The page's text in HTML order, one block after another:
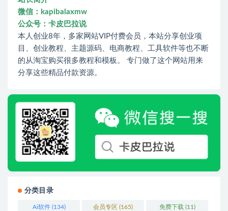
微信：kapibalaxmw
公众号：卡皮巴拉说
本人创业8年，多家网站VIP付费会员，本站分享创业项
目、创业教程、主题源码、电商教程、工具软件等也不断
的从淘宝购买很多教程和模板。 专门做了这个网站用来
分享这些精品付款资源。
分类目录
Ai软件(134) 会员专区 (165) 免费下载 (11)